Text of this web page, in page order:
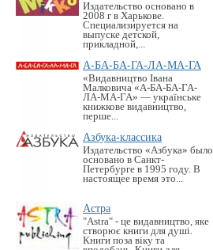
Издательство основано в
2008 г в Харькове.
Специализируется на
выпуске детской,
прикладной,...
А-БА-БА-ГА-ЛА-МА-ГА
«Видавництво Івана
Малковича «А-БА-БА-ГА-
ЛА-МА-ГА» — українське
книжкове видавництво,
перше...
Азбука-классика
Издательство «Азбука» было
основано в Санкт-
Петербурге в 1995 году. В
настоящее время это...
Астра
"Astra" - це видавництво, яке
створює книги для душі.
Книги поза віку та